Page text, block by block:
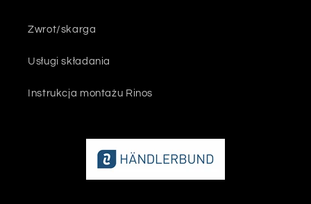
Zwrot/skarga
Usługi składania
Instrukcja montażu Rinos